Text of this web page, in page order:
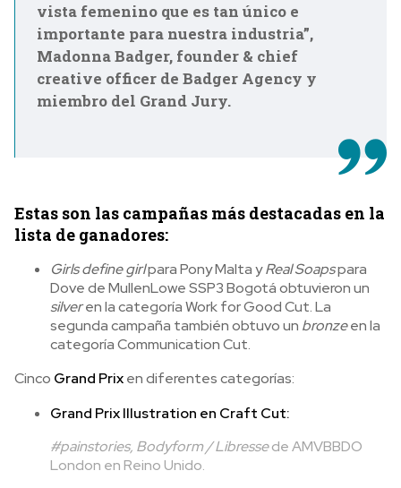
vista femenino que es tan único e
importante para nuestra industria”,
Madonna Badger, founder & chief
creative officer de Badger Agency y
miembro del Grand Jury.
Estas son las campañas más destacadas en la
lista de ganadores:
Girls define girlpara Pony Malta yReal Soapspara
Dove de MullenLowe SSP3 Bogotá obtuvieron un
silveren la categoría Work for Good Cut. La
segunda campaña también obtuvo un bronzeen la
categoría Communication Cut.
Cinco Grand Prixen diferentes categorías:
Grand Prix Illustration en Craft Cut:
#painstories, Bodyform / Libressede AMVBBDO
London en Reino Unido.